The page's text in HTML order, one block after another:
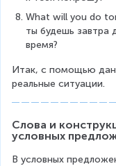
What will you do
ты будешь завтра
время?
Итак, с помощью
реальные ситуации.
Слова и
условных
В условных